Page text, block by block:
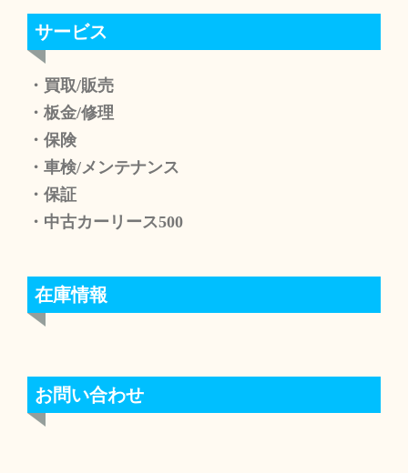
サービス
・買取/販売
・板金/修理
・保険
・車検/メンテナンス
・保証
・中古カーリース500
在庫情報
お問い合わせ